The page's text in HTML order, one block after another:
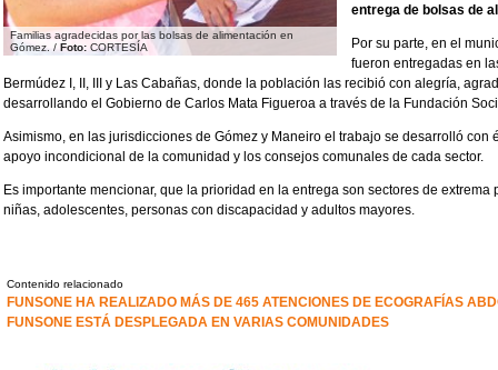
Familias agradecidas por las bolsas de alimentación en
Gómez. / Foto:CORTESÍA
entrega de bolsas de
Por su parte, en el
fueron entregadas en
Bermúdez I, II, III y Las Cabañas, donde la población las recibió con alegría,
desarrollando el Gobierno de Carlos Mata Figueroa a través de la Fundación
Asimismo, en las jurisdicciones de Gómez y Maneiro el trabajo se desarrolló con
apoyo incondicional de la comunidad y los consejos comunales de cada sector.
Es importante mencionar, que la prioridad en la entrega son sectores de
niñas, adolescentes, personas con discapacidad y adultos mayores.
Contenido relacionado
FUNSONE HA REALIZADO MÁS DE 465 ATENCIONES DE ECOGRAFÍAS
FUNSONE ESTÁ DESPLEGADA EN VARIAS COMUNIDADES